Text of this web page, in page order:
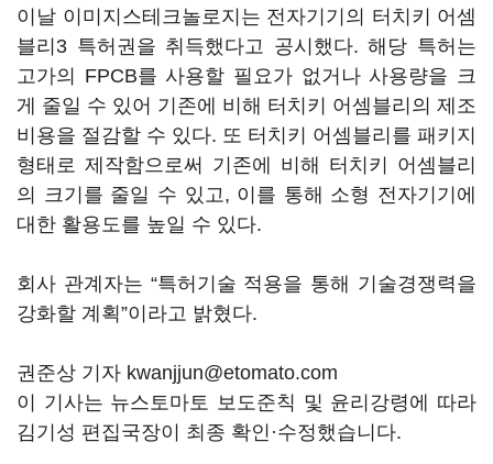
이날 이미지스테크놀로지는 전자기기의 터치키 어셈
블리3 특허권을 취득했다고 공시했다. 해당 특허는
고가의 FPCB를 사용할 필요가 없거나 사용량을 크
게 줄일 수 있어 기존에 비해 터치키 어셈블리의 제조
비용을 절감할 수 있다. 또 터치키 어셈블리를 패키지
형태로 제작함으로써 기존에 비해 터치키 어셈블리
의 크기를 줄일 수 있고, 이를 통해 소형 전자기기에
대한 활용도를 높일 수 있다.
회사 관계자는 “특허기술 적용을 통해 기술경쟁력을
강화할 계획”이라고 밝혔다.
권준상 기자 kwanjjun@etomato.com
이 기사는 뉴스토마토 보도준칙 및 윤리강령에 따라
김기성 편집국장이 최종 확인·수정했습니다.